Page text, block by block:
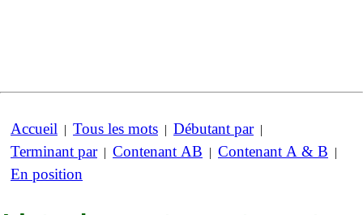
Accueil | Tous les mots | Débutant par|
Terminant par| Contenant AB | Contenant A & B |
En position